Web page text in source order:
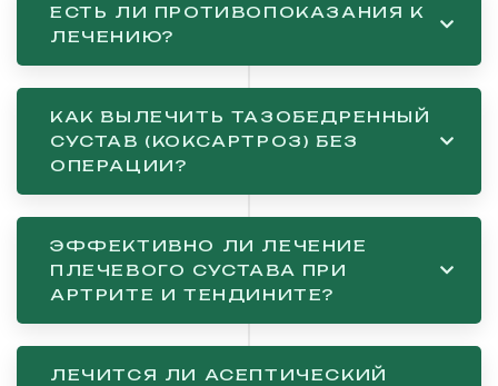
ЕСТЬ ЛИ ПРОТИВОПОКАЗАНИЯ К
ЛЕЧЕНИЮ?
КАК ВЫЛЕЧИТЬ ТАЗОБЕДРЕННЫЙ
СУСТАВ (КОКСАРТРОЗ) БЕЗ
ОПЕРАЦИИ?
ЭФФЕКТИВНО ЛИ ЛЕЧЕНИЕ
ПЛЕЧЕВОГО СУСТАВА ПРИ
АРТРИТЕ И ТЕНДИНИТЕ?
ЛЕЧИТСЯ ЛИ АСЕПТИЧЕСКИЙ